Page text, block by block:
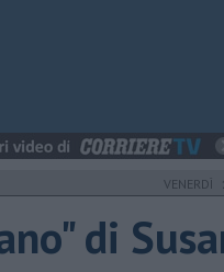
VENERDÌ
di